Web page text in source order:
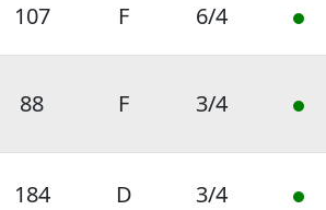
107 F 6/4
88 F 3/4
184 D 3/4